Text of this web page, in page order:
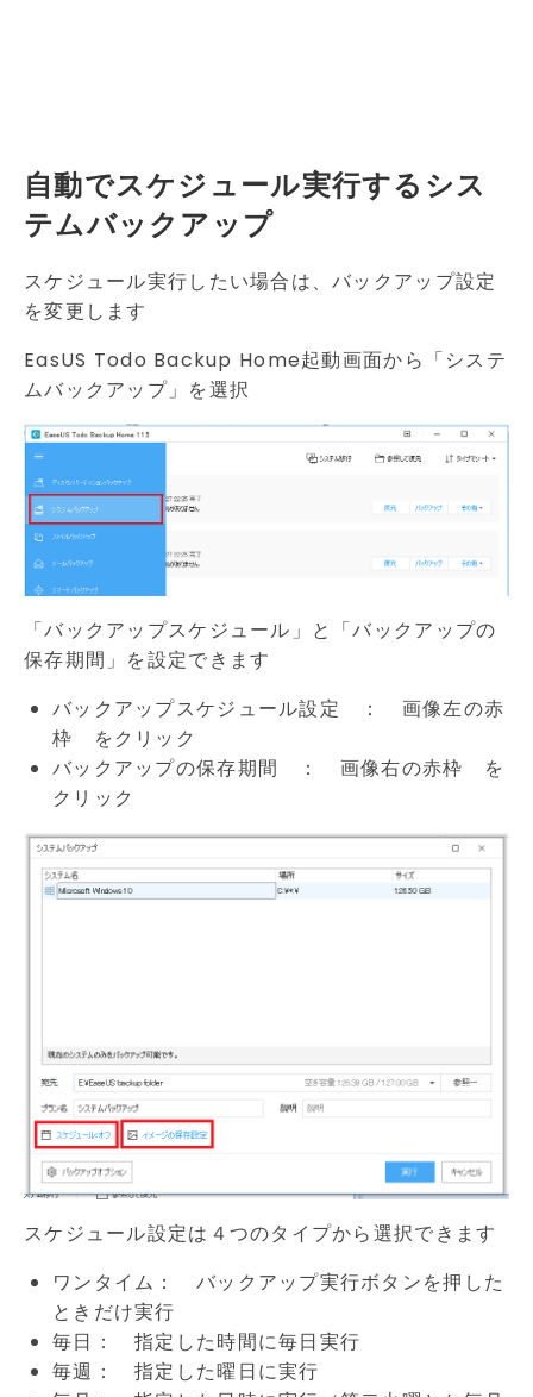
自動でスケジュール実行するシス
テムバックアップ
スケジュール実行したい場合は、バックアップ設定
を変更します
EasUS Todo Backup Home起動画面から「システ
ムバックアップ」を選択
「バックアップスケジュール」と「バックアップの
保存期間」を設定できます
バックアップスケジュール設定 ： 画像左の赤
枠 をクリック
バックアップの保存期間 ： 画像右の赤枠 を
クリック
スケジュール設定は４つのタイプから選択できます
ワンタイム： バックアップ実行ボタンを押した
ときだけ実行
毎日： 指定した時間に毎日実行
毎週： 指定した曜日に実行